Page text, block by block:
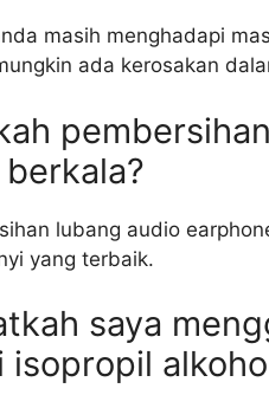
masih menghadapi
ada kerosakan
lubang audio
yang terbaik.
saya
isopropil